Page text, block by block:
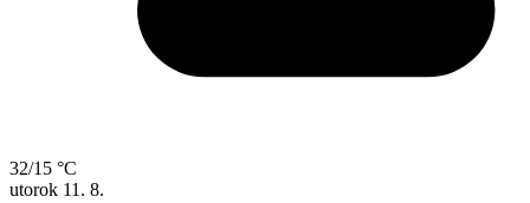
32/15 °C
utorok 11. 8.